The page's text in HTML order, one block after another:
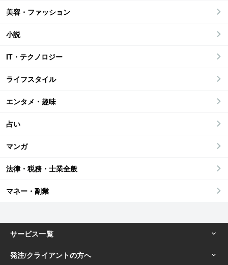
美容・ファッション
小説
IT・テクノロジー
ライフスタイル
エンタメ・趣味
占い
マンガ
法律・税務・士業全般
マネー・副業